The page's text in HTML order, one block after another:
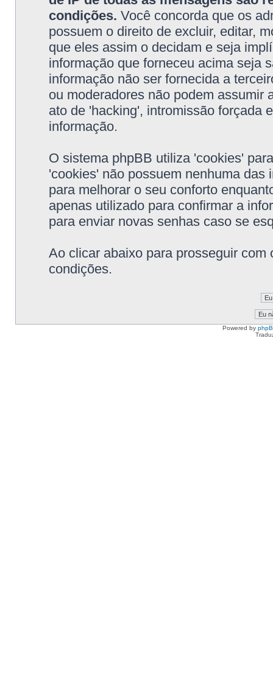
condições. Você concorda que os
possuem o direito de excluir, editar,
que eles assim o decidam e seja
informação que forneceu acima seja
informação não ser fornecida a
ou moderadores não podem assumir
ato de 'hacking', intromissão forçada
informação.
O sistema phpBB utiliza 'cookies'
'cookies' não possuem nenhuma
para melhorar o seu conforto
apenas utilizado para confirmar a
para enviar novas senhas caso se
Ao clicar abaixo para prosseguir
condições.
Powered by